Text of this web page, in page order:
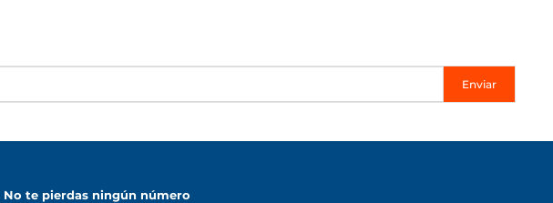
Enviar
No te pierdas ningún número